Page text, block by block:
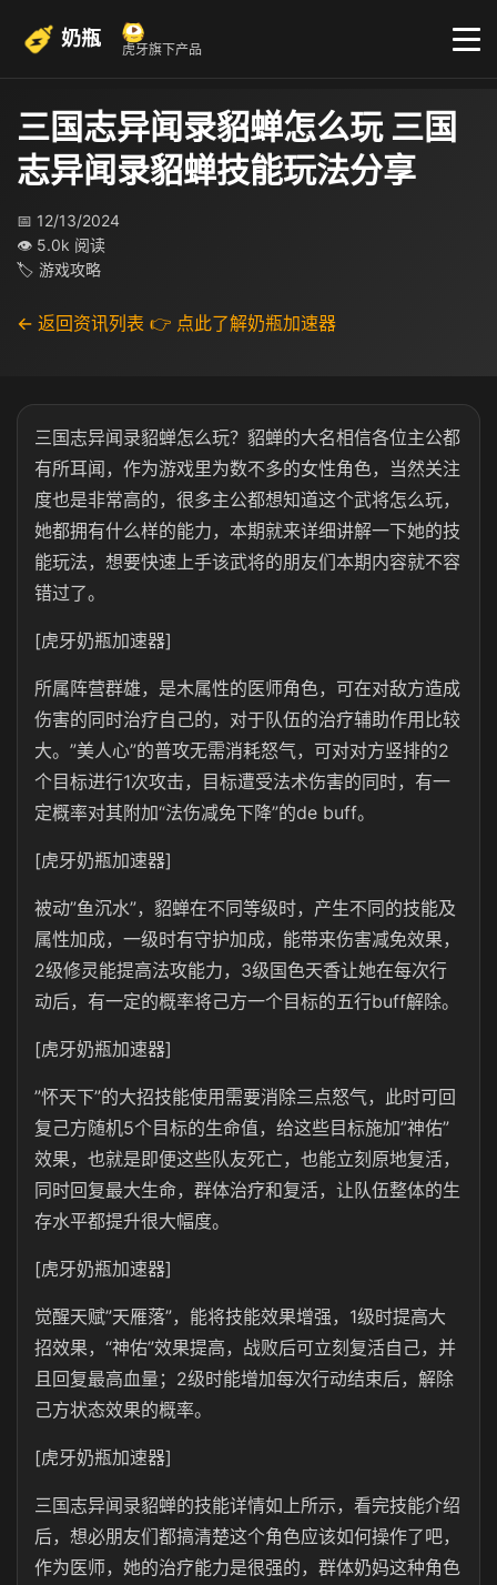
奶瓶 虎牙旗下产品
三国志异闻录貂蝉怎么玩 三国
志异闻录貂蝉技能玩法分享
📅 12/13/2024
👁 5.0k 阅读
🏷 游戏攻略
← 返回资讯列表 👉 点此了解奶瓶加速器
三国志异闻录貂蝉怎么玩？貂蝉的大名相信各位主公都
有所耳闻，作为游戏里为数不多的女性角色，当然关注
度也是非常高的，很多主公都想知道这个武将怎么玩，
她都拥有什么样的能力，本期就来详细讲解一下她的技
能玩法，想要快速上手该武将的朋友们本期内容就不容
错过了。
[虎牙奶瓶加速器]
所属阵营群雄，是木属性的医师角色，可在对敌方造成
伤害的同时治疗自己的，对于队伍的治疗辅助作用比较
大。”美人心”的普攻无需消耗怒气，可对对方竖排的2
个目标进行1次攻击，目标遭受法术伤害的同时，有一
定概率对其附加“法伤减免下降”的de buff。
[虎牙奶瓶加速器]
被动”鱼沉水”，貂蝉在不同等级时，产生不同的技能及
属性加成，一级时有守护加成，能带来伤害减免效果，
2级修灵能提高法攻能力，3级国色天香让她在每次行
动后，有一定的概率将己方一个目标的五行buff解除。
[虎牙奶瓶加速器]
”怀天下”的大招技能使用需要消除三点怒气，此时可回
复己方随机5个目标的生命值，给这些目标施加”神佑”
效果，也就是即便这些队友死亡，也能立刻原地复活，
同时回复最大生命，群体治疗和复活，让队伍整体的生
存水平都提升很大幅度。
[虎牙奶瓶加速器]
觉醒天赋”天雁落”，能将技能效果增强，1级时提高大
招效果，“神佑”效果提高，战败后可立刻复活自己，并
且回复最高血量；2级时能增加每次行动结束后，解除
己方状态效果的概率。
[虎牙奶瓶加速器]
三国志异闻录貂蝉的技能详情如上所示，看完技能介绍
后，想必朋友们都搞清楚这个角色应该如何操作了吧，
作为医师，她的治疗能力是很强的，群体奶妈这种角色